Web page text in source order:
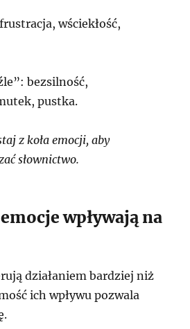
wściekłość,
bezsilność,
pustka.
z koła emocji, aby
słownictwo.
wpływają na
działaniem bardziej niż
ich wpływu pozwala